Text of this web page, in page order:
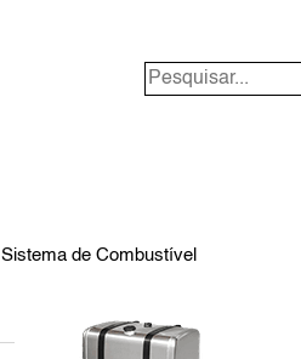
Sistema de Combustível